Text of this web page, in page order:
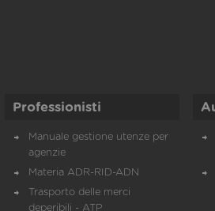
Professionisti
Manuale gestione utenze per
agenzie
Materia ADR-RID-ADN
Trasporto delle merci
deperibili - ATP